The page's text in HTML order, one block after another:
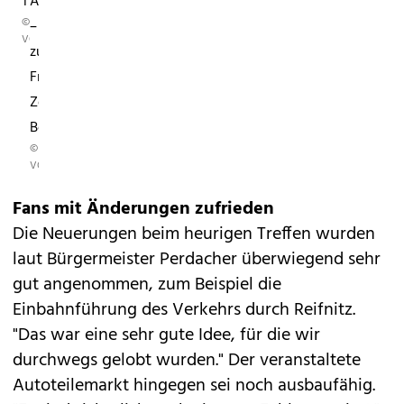
©
VOLKSWAGEN
–
zur
Freude
Zehntausender
Besucher.
©
VOLKSWAGEN
Fans mit Änderungen zufrieden
Die Neuerungen beim heurigen Treffen wurden
laut Bürgermeister Perdacher überwiegend sehr
gut angenommen, zum Beispiel die
Einbahnführung des Verkehrs durch Reifnitz.
"Das war eine sehr gute Idee, für die wir
durchwegs gelobt wurden." Der veranstaltete
Autoteilemarkt hingegen sei noch ausbaufähig.